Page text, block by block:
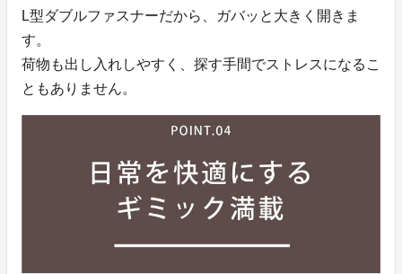
L型ダブルファスナーだから、ガバッと大きく開きま
す。
荷物も出し入れしやすく、探す手間でストレスになるこ
ともありません。